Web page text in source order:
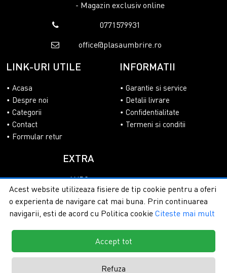
- Magazin exclusiv online
0771579931
office@plasaumbrire.ro
LINK-URI UTILE
Acasa
Despre noi
Categorii
Contact
Formular retur
INFORMATII
Garantie si service
Detalii livrare
Confidentialitate
Termeni si conditii
EXTRA
ANPC
SOL
Copyright © 2026 - PlasaUmbrire.ro | Toate drepturile
rezervate.Creare magazine online by ITeXclusiv.ro
Acest website utilizeaza fisiere de tip cookie pentru a oferi
o experienta de navigare cat mai buna. Prin continuarea
navigarii, esti de acord cu Politica cookie Citeste mai mult
Accept tot
Refuza